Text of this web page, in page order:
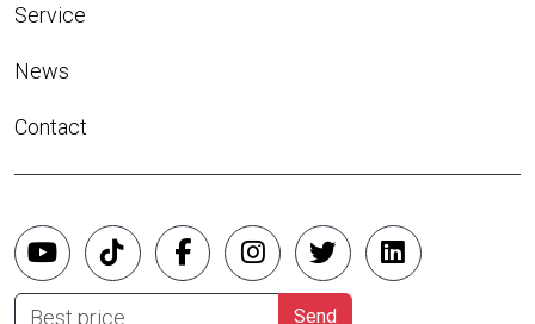
Service
News
Contact
Best price Send